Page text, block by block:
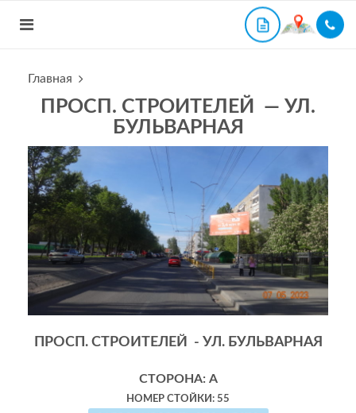
Главная
ПРОСП. СТРОИТЕЛЕЙ — УЛ.
БУЛЬВАРНАЯ
ПРОСП. СТРОИТЕЛЕЙ - УЛ. БУЛЬВАРНАЯ
СТОРОНА: А
НОМЕР СТОЙКИ: 55